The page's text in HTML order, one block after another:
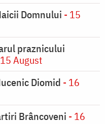
Domnului - 15
praznicului
August
Diomid - 16
Brâncoveni - 16